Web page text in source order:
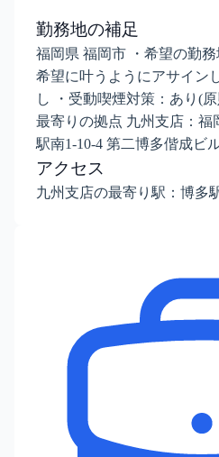
勤務地の補足
福岡県 福岡市 ・希望の勤
希望に叶うようにアサイン
し ・受動喫煙対策：あり(
最寄りの拠点 九州支店：福
駅南1-10-4 第二博多偕成ビ
アクセス
九州支店の最寄り駅：博多